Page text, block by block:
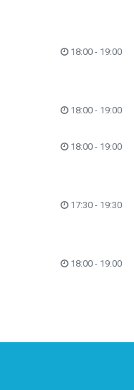
18:00 - 19:00
18:00 - 19:00
18:00 - 19:00
17:30 - 19:30
18:00 - 19:00